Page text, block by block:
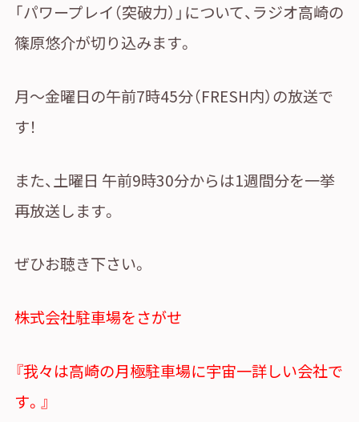
「パワープレイ（突破力）」について、ラジオ高崎の
篠原悠介が切り込みます。
月～金曜日の午前7時45分（FRESH内）の放送で
す！
また、土曜日 午前9時30分からは1週間分を一挙
再放送します。
ぜひお聴き下さい。
株式会社駐車場をさがせ
『我々は高崎の月極駐車場に宇宙一詳しい会社で
す。』